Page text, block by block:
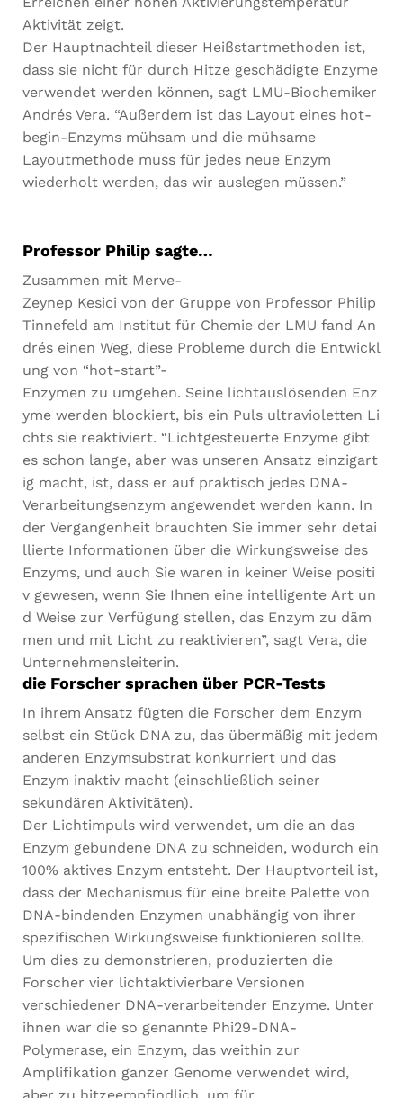
Aktivität zeigt.
Der Hauptnachteil dieser Heißstartmethoden ist,
dass sie nicht für durch Hitze geschädigte Enzyme
verwendet werden können, sagt LMU-Biochemiker
Andrés Vera. “Außerdem ist das Layout eines hot-
begin-Enzyms mühsam und die mühsame
Layoutmethode muss für jedes neue Enzym
wiederholt werden, das wir auslegen müssen.”
Professor Philip sagte…
Zusammen mit Merve-
Zeynep Kesici von der Gruppe von Professor Philip
Tinnefeld am Institut für Chemie der LMU fand An
drés einen Weg, diese Probleme durch die Entwickl
ung von “hot-start”-
Enzymen zu umgehen. Seine lichtauslösenden Enz
yme werden blockiert, bis ein Puls ultravioletten Li
chts sie reaktiviert. “Lichtgesteuerte Enzyme gibt
es schon lange, aber was unseren Ansatz einzigart
ig macht, ist, dass er auf praktisch jedes DNA-
Verarbeitungsenzym angewendet werden kann. In
der Vergangenheit brauchten Sie immer sehr detai
llierte Informationen über die Wirkungsweise des
Enzyms, und auch Sie waren in keiner Weise positi
v gewesen, wenn Sie Ihnen eine intelligente Art un
d Weise zur Verfügung stellen, das Enzym zu däm
men und mit Licht zu reaktivieren”, sagt Vera, die
Unternehmensleiterin.
die Forscher sprachen über PCR-Tests
In ihrem Ansatz fügten die Forscher dem Enzym
selbst ein Stück DNA zu, das übermäßig mit jedem
anderen Enzymsubstrat konkurriert und das
Enzym inaktiv macht (einschließlich seiner
sekundären Aktivitäten).
Der Lichtimpuls wird verwendet, um die an das
Enzym gebundene DNA zu schneiden, wodurch ein
100% aktives Enzym entsteht. Der Hauptvorteil ist,
dass der Mechanismus für eine breite Palette von
DNA-bindenden Enzymen unabhängig von ihrer
spezifischen Wirkungsweise funktionieren sollte.
Um dies zu demonstrieren, produzierten die
Forscher vier lichtaktivierbare Versionen
verschiedener DNA-verarbeitender Enzyme. Unter
ihnen war die so genannte Phi29-DNA-
Polymerase, ein Enzym, das weithin zur
Amplifikation ganzer Genome verwendet wird,
aber zu hitzeempfindlich, um für
Notwendig
Diese
Cookies
optional. Sie
werden
Website
funktioniert.
Statistiken
In order for
us to
improve the
website's
and
structure,
based on
website is